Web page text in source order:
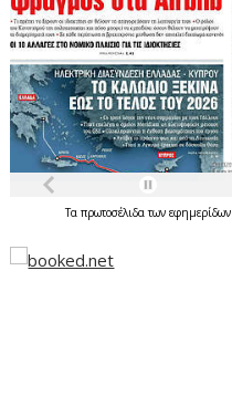
Ταπρωτοσέλιδατωνεφημερίδων